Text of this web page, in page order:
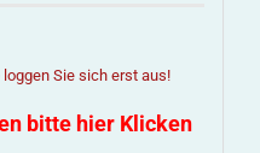
loggen Sie sich erst aus!
bitte hier Klicken